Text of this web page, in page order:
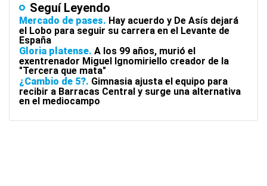
Seguí Leyendo
Mercado de pases
Hay acuerdo y De Asís dejará
el Lobo para seguir su carrera en el Levante de
España
Gloria platense A los 99 años, murió el
exentrenador Miguel Ignomiriello creador de la
"Tercera que mata"
¿Cambio de 5? Gimnasia ajusta el equipo para
recibir a Barracas Central y surge una alternativa
en el mediocampo